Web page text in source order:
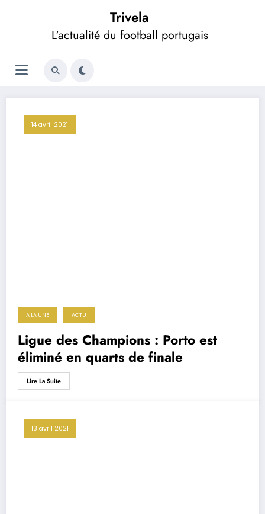
Trivela
L'actualité du football portugais
14 avril 2021
A LA UNE ACTU
Ligue des Champions : Porto est
éliminé en quarts de finale
Lire La Suite
13 avril 2021